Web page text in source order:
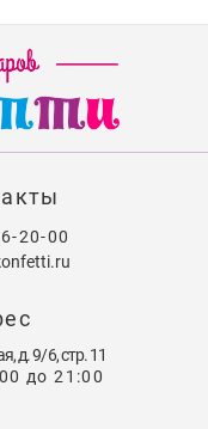
20-00
д. 9/6, стр. 11
до 21:00